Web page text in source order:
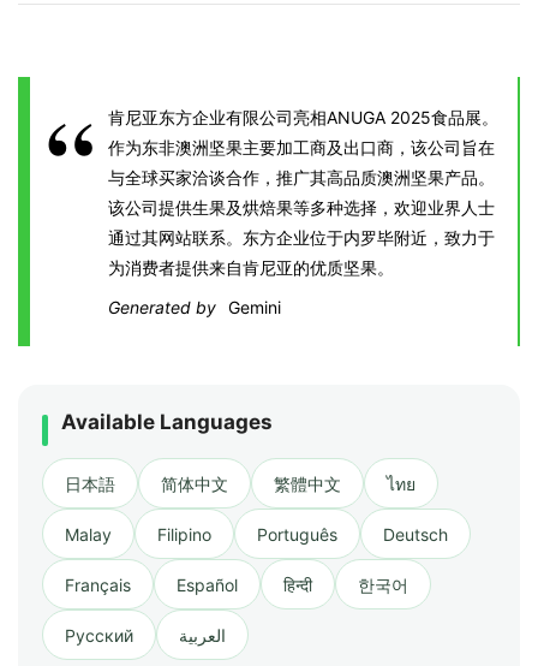
肯尼亚东方企业有限公司亮相ANUGA 2025食品展。
作为东非澳洲坚果主要加工商及出口商，该公司旨在
与全球买家洽谈合作，推广其高品质澳洲坚果产品。
该公司提供生果及烘焙果等多种选择，欢迎业界人士
通过其网站联系。东方企业位于内罗毕附近，致力于
为消费者提供来自肯尼亚的优质坚果。
Generated by Gemini
Available Languages
日本語 简体中文 繁體中文 ไทย
Malay Filipino Português Deutsch
Français Español हिन्दी 한국어
Русский العربية